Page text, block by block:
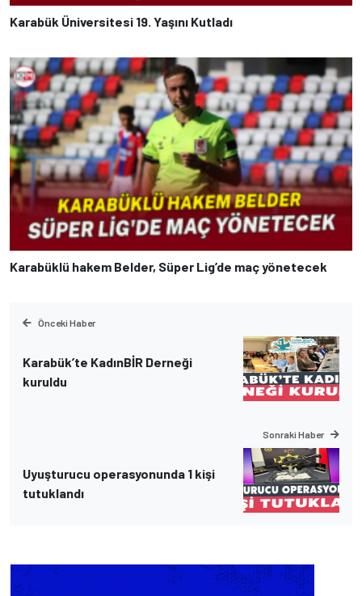
Karabük Üniversitesi 19. Yaşını Kutladı
Karabüklü hakem Belder, Süper Lig’de maç yönetecek
Önceki Haber
Karabük’te KadınBİR Derneği
kuruldu
Sonraki Haber
Uyuşturucu operasyonunda 1 kişi
tutuklandı